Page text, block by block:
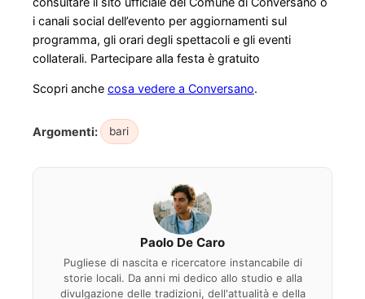
i canali social dell’evento per aggiornamenti sul
programma, gli orari degli spettacoli e gli eventi
collaterali. Partecipare alla festa è gratuito
Scopri anche cosa vedere a Conversano.
Argomenti: bari
Paolo De Caro
Pugliese di nascita e ricercatore instancabile di
storie locali. Da anni mi dedico allo studio e alla
divulgazione delle tradizioni, dell'attualità e della